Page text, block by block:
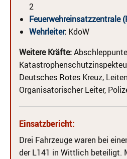
2
Feuerwehreinsatzzentrale
Wehrleiter: KdoW
Weitere Kräfte:
Deutsches Rotes Kreuz,
Organisatorischer Leiter,
Einsatzbericht:
Drei Fahrzeuge waren bei
der L141 in Wittlich beteiligt.